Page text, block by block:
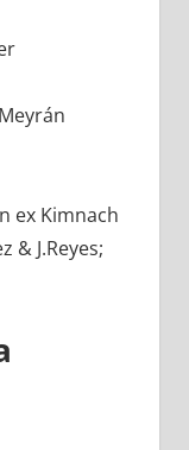
ex Kimnach
& J.Reyes;